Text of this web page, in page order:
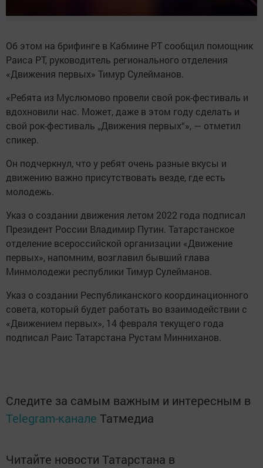
Об этом на брифинге в Кабмине РТ сообщил помощник
Раиса РТ, руководитель регионального отделения
«Движения первых» Тимур Сулейманов.
«Ребята из Муслюмово провели свой рок-фестиваль и
вдохновили нас. Может, даже в этом году сделать и
свой рок-фестиваль „Движения первых“», — отметил
спикер.
Он подчеркнул, что у ребят очень разные вкусы и
движению важно присутствовать везде, где есть
молодежь.
Указ о создании движения летом 2022 года подписал
Президент России Владимир Путин. Татарстанское
отделение всероссийской организации «Движение
первых», напомним, возглавил бывший глава
Минмолодежи республики Тимур Сулейманов.
Указ о создании Республиканского координационного
совета, который будет работать во взаимодействии с
«Движением первых», 14 февраля текущего года
подписал Раис Татарстана Рустам Минниханов.
Следите за самым важным и интересным в
Telegram-канале Татмедиа
Читайте новости Татарстана в